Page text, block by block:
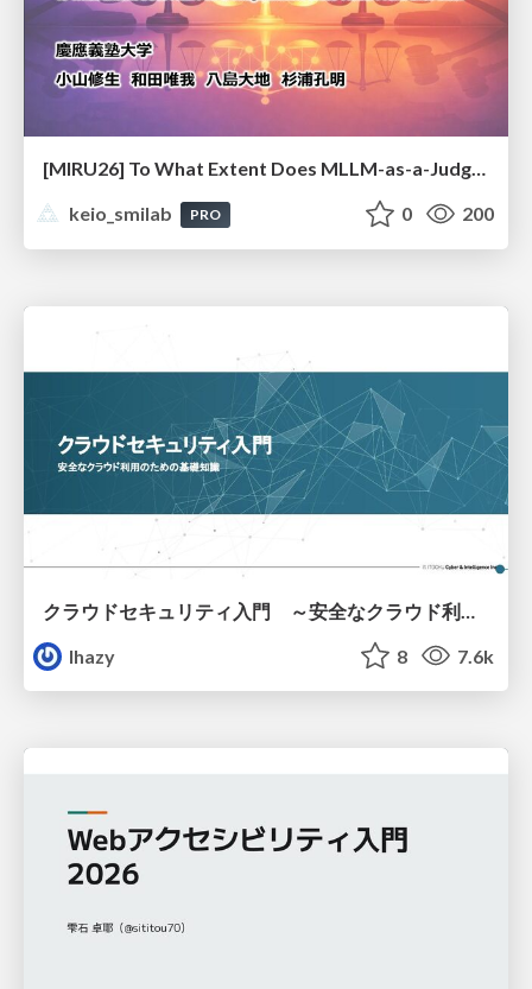
[MIRU26] To What Extent Does MLLM-as-a-Judge Exhibit Cross-Model Preference Bias?
keio_smilab
PRO 0 200
lhazy
8 7.6k